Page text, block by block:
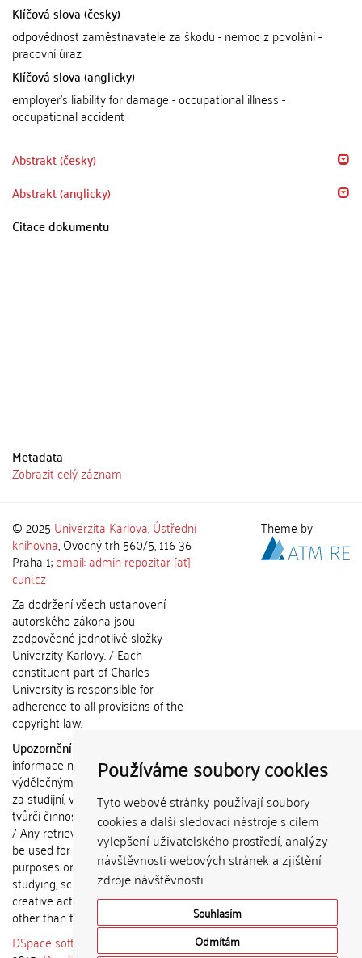
Používáme soubory cookies
Tyto webové stránky používají soubory
cookies a další sledovací nástroje s cílem
vylepšení uživatelského prostředí, analýzy
návštěvnosti webových stránek a zjištění
zdroje návštěvnosti.
Souhlasím
Odmítám
Klíčová slova (česky)
odpovědnost zaměstnavatele za škodu - nemoc z povolání -
pracovní úraz
Klíčová slova (anglicky)
employer's liability for damage - occupational illness -
occupational accident
Abstrakt (česky)
Abstrakt (anglicky)
Citace dokumentu
Metadata
Zobrazit celý záznam
© 2025 Univerzita Karlova,Ústřední
knihovna, Ovocný trh 560/5, 116 36
Praha 1;email: admin-repozitar [at]
cuni.cz
Za dodržení všech ustanovení
autorského zákona jsou
zodpovědné jednotlivé složky
Univerzity Karlovy. / Each
constituent part of Charles
University is responsible for
adherence to all provisions of the
copyright law.
Upozornění / Notice:
informace nemohou být použity k
výdělečným účelům nebo vydávány
za studijní, vědeckou nebo jinou
tvůrčí činnost jiné osoby než autora.
/ Any retrieved information shall not
be used for any commercial
purposes or claimed as results of
studying, scientific or any other
creative activities of any person
other than the author.
DSpace software
copyright © 2002-
Theme by